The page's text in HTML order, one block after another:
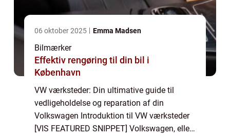
06 oktober 2025 Emma Madsen
Bilmærker
Effektiv rengøring til din bil i
København
VW værksteder: Din ultimative guide til
vedligeholdelse og reparation af din
Volkswagen Introduktion til VW værksteder
[VIS FEATURED SNIPPET] Volkswagen, eller